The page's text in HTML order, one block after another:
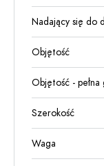
Nadający się do
Objętość
Objętość - pełna
Szerokość
Waga